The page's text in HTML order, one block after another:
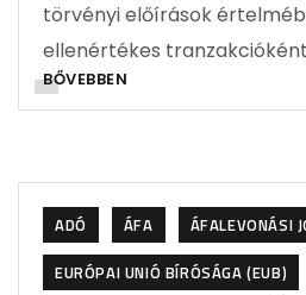
törvényi előírások
ellenértékes
BŐVEBBEN
ADÓ ÁFA
ÁFALEVONÁSI
EURÓPAI UNIÓ BÍRÓSÁGA (EUB)